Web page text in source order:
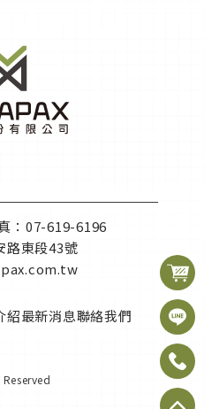
：07-619-6196
路東段43號
紹最新消息聯絡我們